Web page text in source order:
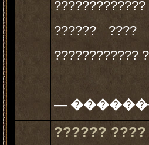
?????? ????
????????????
—
?????? ????